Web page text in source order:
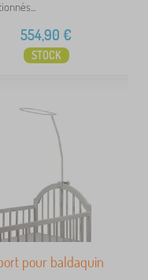
en coton. Elles
d’hygiène et
qui
554,90 €
STOCK
pour baldaquin